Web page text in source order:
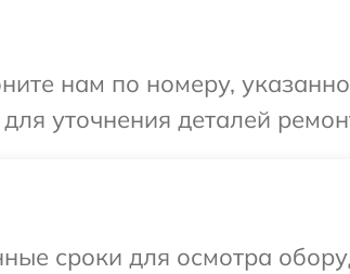
нам по номеру,
уточнения деталей
сроки для осмотра